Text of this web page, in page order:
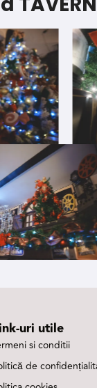
uri utile
si conditii
de